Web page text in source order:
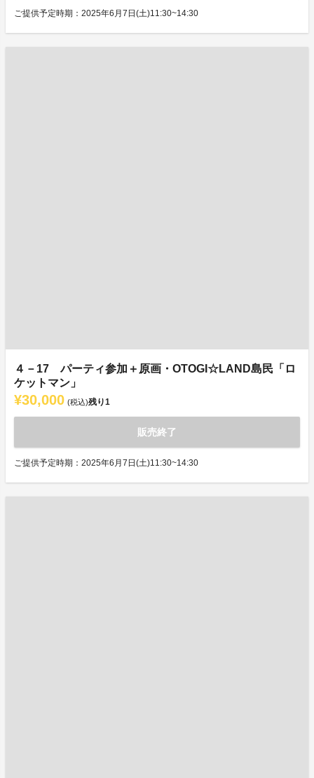
ご提供予定時期：2025年6月7日(土)11:30~14:30
４－17 パーティ参加＋原画・OTOGI☆LAND島民「ロ
ケットマン」
¥30,000 (税込)残り1
販売終了
ご提供予定時期：2025年6月7日(土)11:30~14:30